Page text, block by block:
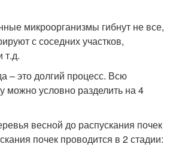
микроорганизмы гибнут не все,
с соседних участков,
т.д.
– это долгий процесс. Всю
можно условно разделить на 4
весной до распускания почек
почек проводится в 2 стадии: